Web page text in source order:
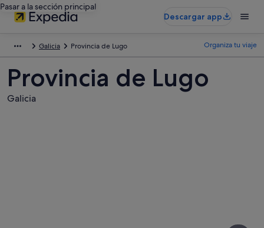
Pasar a la sección principal
Descargar app
Galicia Provincia de Lugo Organiza tu viaje
Provincia de Lugo
Galicia